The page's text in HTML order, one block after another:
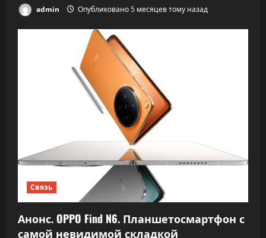
admin Опубликовано 5 месяцев тому назад
Связь
Анонс. OPPO Find N6. Планшетосмартфон с
самой невидимой складкой